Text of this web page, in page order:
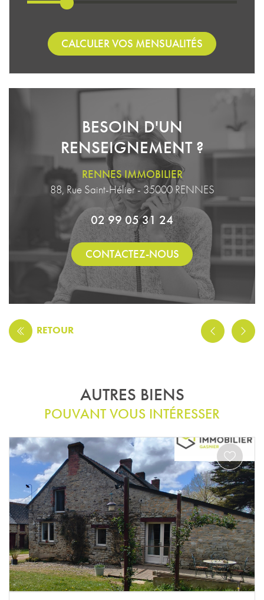
CALCULER VOS MENSUALITÉS
BESOIN D'UN
RENSEIGNEMENT ?
RENNES IMMOBILIER
88, Rue Saint-Hélier - 35000 RENNES
02 99 05 31 24
CONTACTEZ-NOUS
RETOUR
AUTRES BIENS
POUVANT VOUS INTÉRESSER